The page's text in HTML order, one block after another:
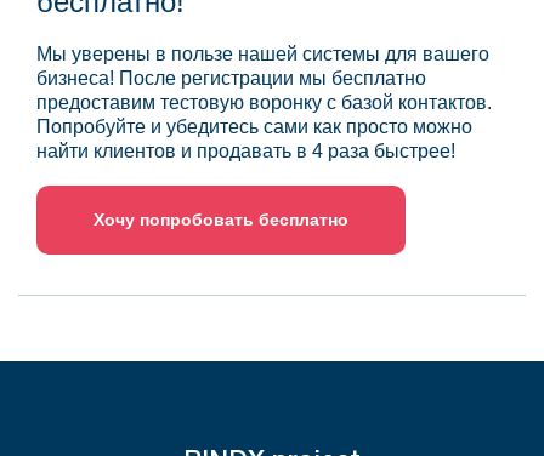
Мы уверены в пользе нашей системы для вашего
бизнеса! После регистрации мы бесплатно
предоставим тестовую воронку с базой контактов.
Попробуйте и убедитесь сами как просто можно
найти клиентов и продавать в 4 раза быстрее!
Хочу попробовать бесплатно